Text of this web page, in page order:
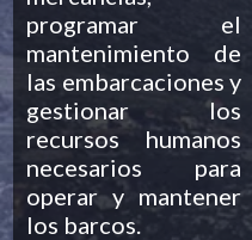
programar el
mantenimiento de
las embarcaciones y
gestionar los
recursos humanos
necesarios para
operar y mantener
los barcos.